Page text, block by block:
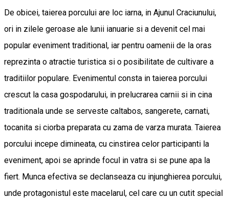
De obicei, taierea porcului are loc iarna, in Ajunul Craciunului,
ori in zilele geroase ale lunii ianuarie si a devenit cel mai
popular eveniment traditional, iar pentru oamenii de la oras
reprezinta o atractie turistica si o posibilitate de cultivare a
traditiilor populare. Evenimentul consta in taierea porcului
crescut la casa gospodarului, in prelucrarea carnii si in cina
traditionala unde se serveste caltabos, sangerete, carnati,
tocanita si ciorba preparata cu zama de varza murata. Taierea
porcului incepe dimineata, cu cinstirea celor participanti la
eveniment, apoi se aprinde focul in vatra si se pune apa la
fiert. Munca efectiva se declanseaza cu injunghierea porcului,
unde protagonistul este macelarul, cel care cu un cutit special